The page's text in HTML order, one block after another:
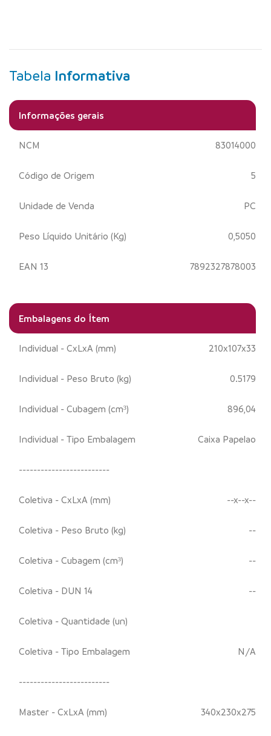
Tabela Informativa
Informações gerais
NCM 83014000
Código de Origem 5
Unidade de Venda PC
Peso Líquido Unitário (Kg) 0,5050
EAN 13 7892327878003
Embalagens do Ítem
Individual - CxLxA (mm) 210x107x33
Individual - Peso Bruto (kg) 0.5179
Individual - Cubagem (cm³) 896,04
Individual - Tipo Embalagem Caixa Papelao
-------------------------
Coletiva - CxLxA (mm) --x--x--
Coletiva - Peso Bruto (kg) --
Coletiva - Cubagem (cm³) --
Coletiva - DUN 14 --
Coletiva - Quantidade (un)
Coletiva - Tipo Embalagem N/A
-------------------------
Master - CxLxA (mm) 340x230x275